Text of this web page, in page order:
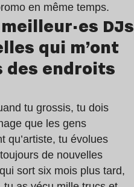
en même temps.
DJs
qui m’ont
des endroits
tu grossis, tu dois
que les gens
qu’artiste, tu évolues
de nouvelles
sort six mois plus tard,